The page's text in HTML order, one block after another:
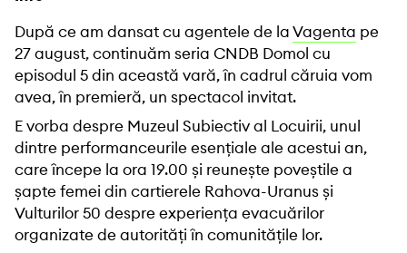
După ce am dansat cu agentele de laVagenta pe
27 august, continuăm seria CNDB Domol cu
episodul 5 din această vară, în cadrul căruia vom
avea, în premieră, un spectacol invitat.
E vorba despre Muzeul Subiectiv al Locuirii, unul
dintre performanceurile esențiale ale acestui an,
care începe la ora 19.00 și reunește poveștile a
șapte femei din cartierele Rahova-Uranus și
Vulturilor 50 despre experiența evacuărilor
organizate de autorități în comunitățile lor.